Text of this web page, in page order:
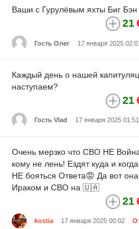
Ваши с Гурулëвым яхты Биг Бэн
21
Гость Олег 17 января 2025
Каждый день о нашей
наступаем?
21
Гость Vlad 17 января 2025 01:51
Очень мерзко что СВО НЕ
кому не лень! Ездят куда и
НЕ бояться Ответа😡 Да вот
Ираком и СВО на 🇺🇦
21
kostia 17 января 2025 00:02